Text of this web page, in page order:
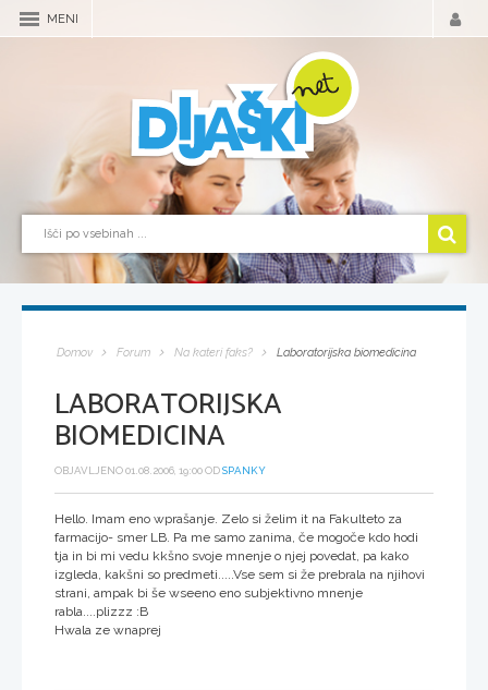
MENI
Domov Forum Na kateri faks? Laboratorijska biomedicina
LABORATORIJSKA
BIOMEDICINA
OBJAVLJENO 01.08.2006, 19:00 ODSPANKY
Hello. Imam eno wprašanje. Zelo si želim it na Fakulteto za
farmacijo- smer LB. Pa me samo zanima, če mogoče kdo hodi
tja in bi mi vedu kkšno svoje mnenje o njej povedat, pa kako
izgleda, kakšni so predmeti.....Vse sem si že prebrala na njihovi
strani, ampak bi še wseeno eno subjektivno mnenje
rabla....plizzz :B
Hwala ze wnaprej